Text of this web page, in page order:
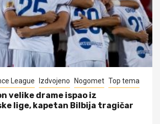
League Izdvojeno Nogomet Top tema
velike drame ispao iz
lige, kapetan Bilbija tragičar